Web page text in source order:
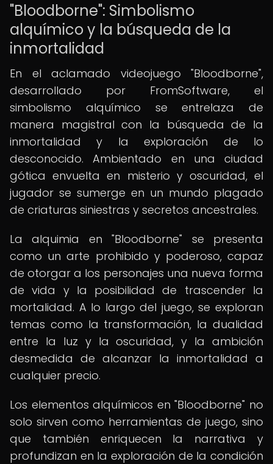
"Bloodborne": Simbolismo
alquímico y la búsqueda de la
inmortalidad
En el aclamado videojuego "Bloodborne",
desarrollado por FromSoftware, el
simbolismo alquímico se entrelaza de
manera magistral con la búsqueda de la
inmortalidad y la exploración de lo
desconocido. Ambientado en una ciudad
gótica envuelta en misterio y oscuridad, el
jugador se sumerge en un mundo plagado
de criaturas siniestras y secretos ancestrales.
La alquimia en "Bloodborne" se presenta
como un arte prohibido y poderoso, capaz
de otorgar a los personajes una nueva forma
de vida y la posibilidad de trascender la
mortalidad. A lo largo del juego, se exploran
temas como la transformación, la dualidad
entre la luz y la oscuridad, y la ambición
desmedida de alcanzar la inmortalidad a
cualquier precio.
Los elementos alquímicos en "Bloodborne" no
solo sirven como herramientas de juego, sino
que también enriquecen la narrativa y
profundizan en la exploración de la condición